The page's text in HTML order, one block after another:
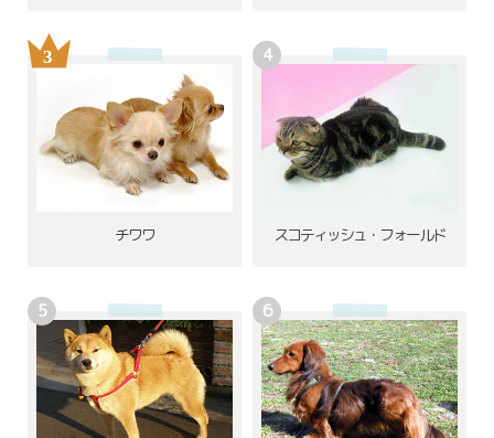
チワワ スコティッシュ・フォールド